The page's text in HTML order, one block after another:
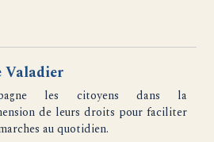
Valadier
les citoyens dans la
de leurs droits pour faciliter
au quotidien.